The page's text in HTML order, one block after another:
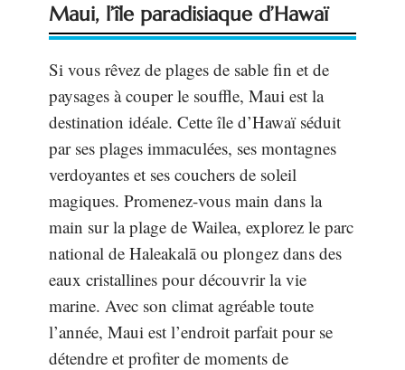
Maui, l’île paradisiaque d’Hawaï
Si vous rêvez de plages de sable fin et de
paysages à couper le souffle, Maui est la
destination idéale. Cette île d’Hawaï séduit
par ses plages immaculées, ses montagnes
verdoyantes et ses couchers de soleil
magiques. Promenez-vous main dans la
main sur la plage de Wailea, explorez le parc
national de Haleakalā ou plongez dans des
eaux cristallines pour découvrir la vie
marine. Avec son climat agréable toute
l’année, Maui est l’endroit parfait pour se
détendre et profiter de moments de